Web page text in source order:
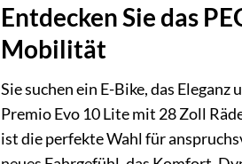
Entdecken Sie das
Mobilität
Sie suchen ein E-Bike, das
Premio Evo 10 Lite mit 28 Zoll
ist die perfekte Wahl für